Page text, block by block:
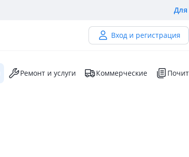
Для
Вход и регистрация
Ремонт и услуги Коммерческие